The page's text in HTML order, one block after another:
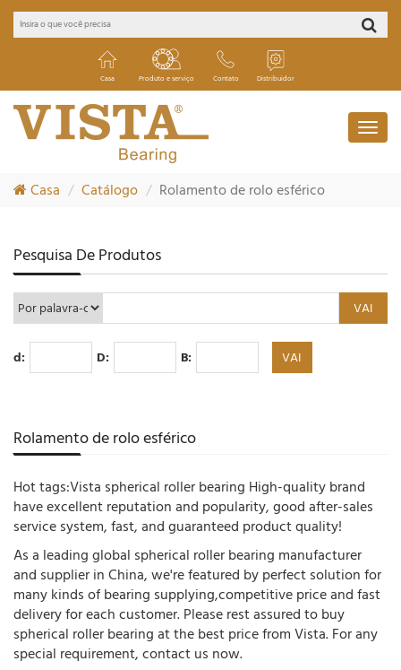
Casa Produto e serviço Contato Distribuidor
Casa Catálogo Rolamento de rolo esférico
Pesquisa De Produtos
d: D: B:
Rolamento de rolo esférico
Hot tags:Vista spherical roller bearing High-quality brand
have excellent reputation and popularity, good after-sales
service system, fast, and guaranteed product quality!
As a leading global spherical roller bearing manufacturer
and supplier in China, we're featured by perfect solution for
many kinds of bearing supplying,competitive price and fast
delivery for each customer. Please rest assured to buy
spherical roller bearing at the best price from Vista. For any
special requirement, contact us now.